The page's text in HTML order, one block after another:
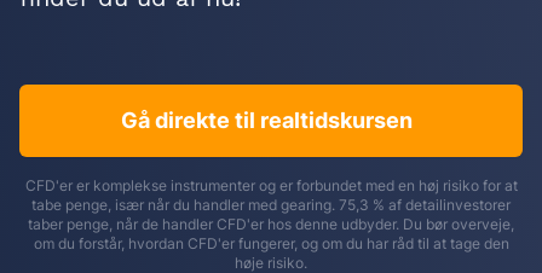
Gå direkte til realtidskursen
CFD'er er komplekse instrumenter og er forbundet med en høj risiko for at
tabe penge, især når du handler med gearing. 75,3 % af detailinvestorer
taber penge, når de handler CFD'er hos denne udbyder. Du bør overveje,
om du forstår, hvordan CFD'er fungerer, og om du har råd til at tage den
høje risiko.